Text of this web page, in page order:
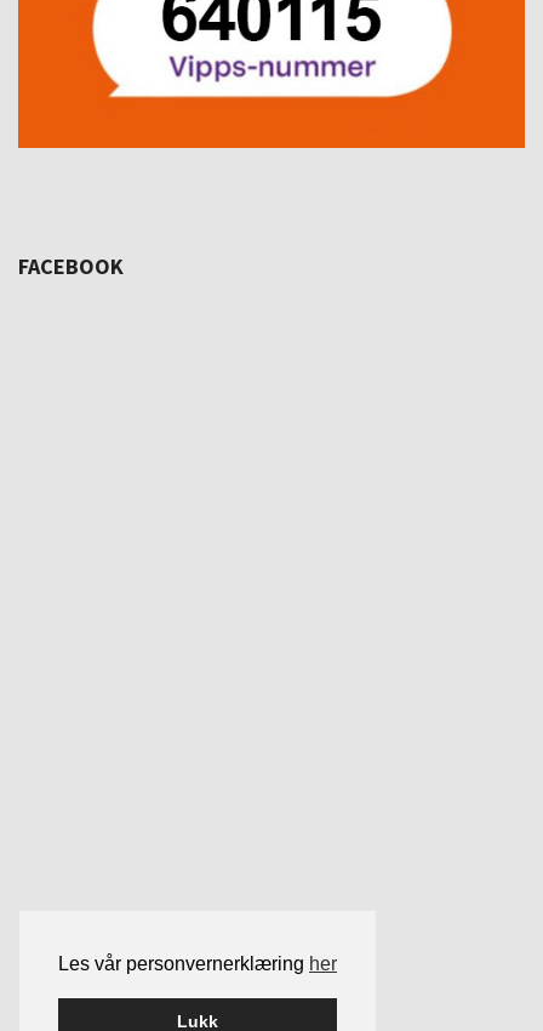
Les vår personvernerklæring her
Lukk
FACEBOOK